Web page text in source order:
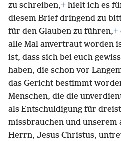
zu schreiben,+ hielt ich es
diesem Brief dringend zu
für den Glauben zu führen,+
alle Mal anvertraut worden
ist, dass sich bei euch
haben, die schon vor
das Gericht bestimmt
Menschen, die die
als Entschuldigung für
missbrauchen und unserem
Herrn, Jesus Christus,